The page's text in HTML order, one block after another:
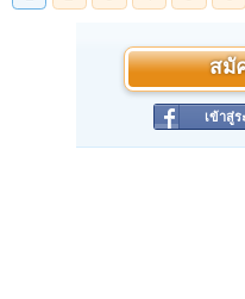
สมั
เข้าสู่